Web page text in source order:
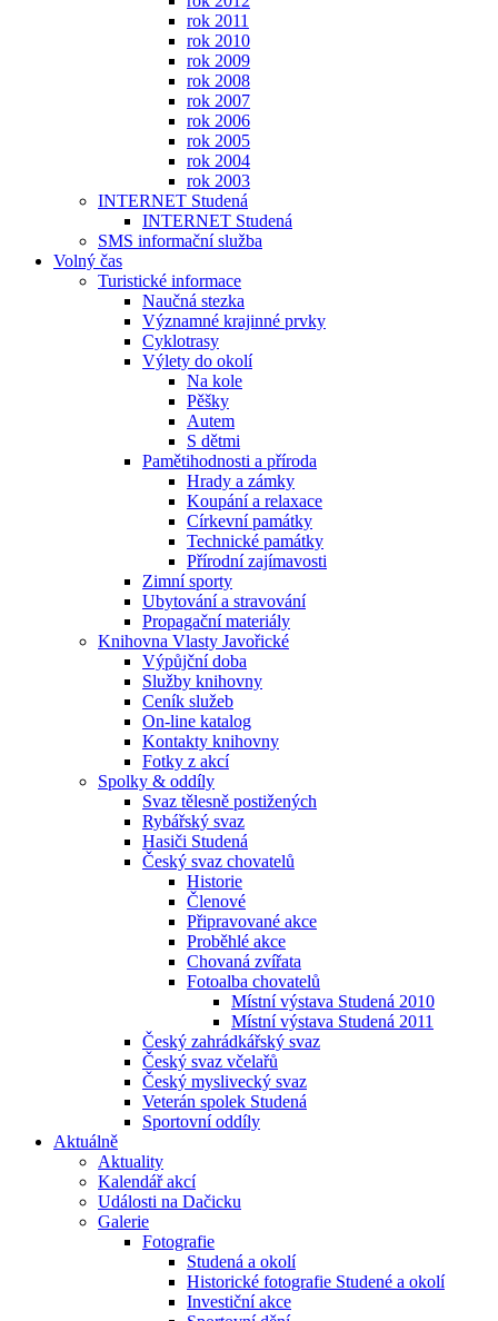
rok 2011
rok 2010
rok 2009
rok 2008
rok 2007
rok 2006
rok 2005
rok 2004
rok 2003
INTERNET Studená
INTERNET Studená
SMS informační služba
Volný čas
Turistické informace
Naučná stezka
Významné krajinné prvky
Cyklotrasy
Výlety do okolí
Na kole
Pěšky
Autem
S dětmi
Pamětihodnosti a příroda
Hrady a zámky
Koupání a relaxace
Církevní památky
Technické památky
Přírodní zajímavosti
Zimní sporty
Ubytování a stravování
Propagační materiály
Knihovna Vlasty Javořické
Výpůjční doba
Služby knihovny
Ceník služeb
On-line katalog
Kontakty knihovny
Fotky z akcí
Spolky & oddíly
Svaz tělesně postižených
Rybářský svaz
Hasiči Studená
Český svaz chovatelů
Historie
Členové
Připravované akce
Proběhlé akce
Chovaná zvířata
Fotoalba chovatelů
Místní výstava Studená 2010
Místní výstava Studená 2011
Český zahrádkářský svaz
Český svaz včelařů
Český myslivecký svaz
Veterán spolek Studená
Sportovní oddíly
Aktuálně
Aktuality
Kalendář akcí
Události na Dačicku
Galerie
Fotografie
Studená a okolí
Historické fotografie Studené a okolí
Investiční akce